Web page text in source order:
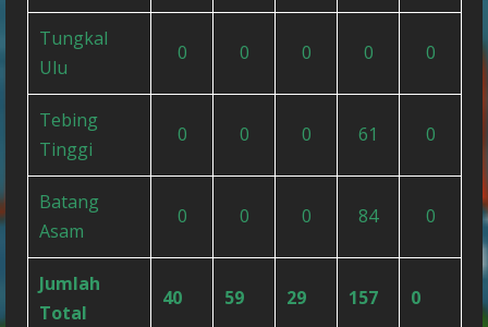
Tungkal
Ulu
0 0 0 0 0
Tebing
Tinggi
0 0 0 61 0
Batang
Asam
0 0 0 84 0
Jumlah
Total
40 59 29 157 0